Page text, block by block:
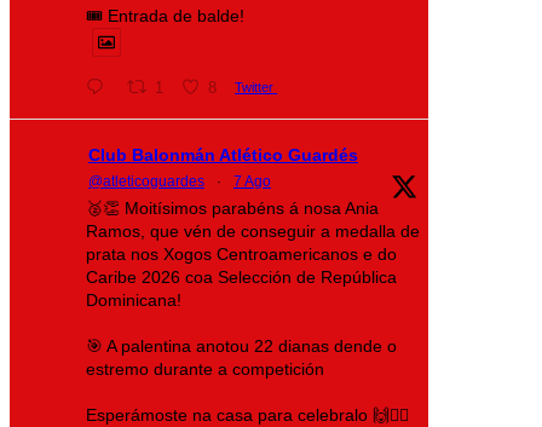
🎟️ Entrada de balde!
1 8 Twitter
Club Balonmán Atlético Guardés
@atleticoguardes · 7 Ago
🥈👏 Moitísimos parabéns á nosa Ania
Ramos, que vén de conseguir a medalla de
prata nos Xogos Centroamericanos e do
Caribe 2026 coa Selección de República
Dominicana!
🎯 A palentina anotou 22 dianas dende o
estremo durante a competición
Esperámoste na casa para celebralo 🙌❤️‍🔥